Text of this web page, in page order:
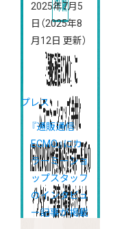
2025年7月5
日 （2025年8
月12日 更新）
プレス
『通販通信
ECMO』にカ
ラーミーショ
ップスタッフ
のインタビュ
ー記事が掲載